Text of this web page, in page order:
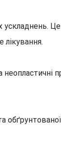
лікування.